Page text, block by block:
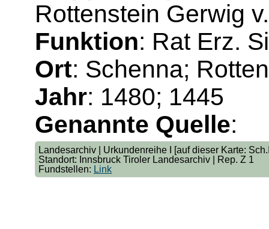
Rottenstein Gerwig v.
Funktion: Rat Erz.
Ort: Schenna;
Jahr: 1480; 1445
Genannte Quelle:
Landesarchiv | Urkundenreihe I [auf dieser Karte:
Standort: Innsbruck Tiroler Landesarchiv | Rep. Z 1
Fundstellen: Link